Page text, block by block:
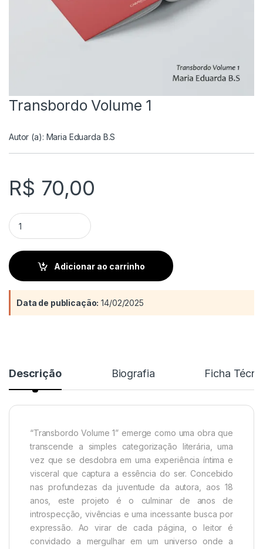
Transbordo Volume 1
Autor (a): Maria Eduarda B.S
R$ 70,00
Transbordo Volume 1 quantity
Adicionar ao carrinho
Data de publicação: 14/02/2025
Descrição Biografia Ficha
“Transbordo Volume 1” emerge como uma obra que
transcende a simples categorização literária, uma
vez que se desdobra em uma experiência íntima e
visceral que captura a essência do ser. Concebido
nas profundezas da juventude da autora, aos 18
anos, este projeto é o culminar de anos de
introspecção, vivências e uma incessante busca por
expressão. Ao virar de cada página, o leitor é
convidado a mergulhar em um universo onde a